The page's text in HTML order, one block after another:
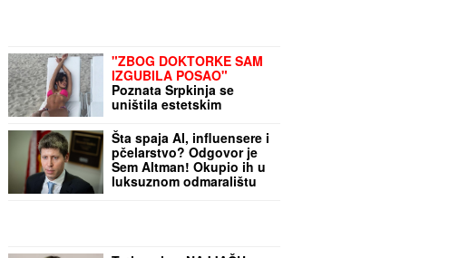
"ZBOG DOKTORKE SAM
IZGUBILA POSAO"
Poznata Srpkinja se
uništila estetskim
prirodan izgled: Sada
isplivala stara fotka
Šta spaja AI, influensere i
pčelarstvo? Odgovor je
Sem Altman! Okupio ih u
luksuznom odmaralištu